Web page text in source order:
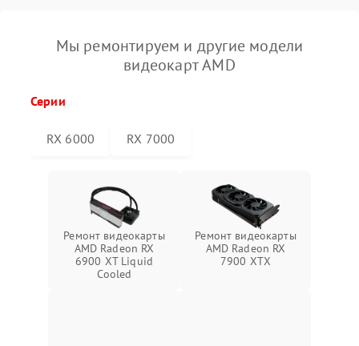
Мы ремонтируем и другие модели
видеокарт AMD
Серии
RX 6000 RX 7000
Ремонт видеокарты
AMD Radeon RX
6900 XT Liquid
Cooled
Ремонт видеокарты
AMD Radeon RX
7900 XTX